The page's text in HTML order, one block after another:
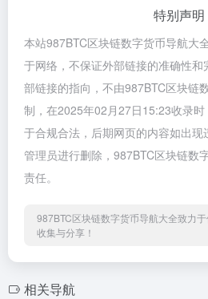
特别声明
本站987BTC区块链数字货币导航大
于网络，不保证外部链接的准确性
部链接的指向，不由987BTC区块链
制，在2025年02月27日15:23收录
于合规合法，后期网页的内容如出
管理员进行删除，987BTC区块链数
责任。
987BTC区块链数字货币导航大全致力
收集与分享！
相关导航